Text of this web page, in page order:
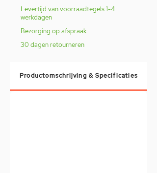
Levertijd van voorraadtegels 1-4
werkdagen
Bezorging op afspraak
30 dagen retourneren
Productomschrijving & Specificaties